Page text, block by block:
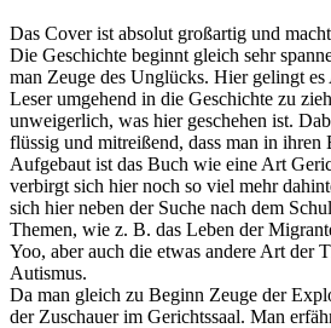
Das Cover ist absolut großartig und
Die Geschichte beginnt gleich sehr
man Zeuge des Unglücks. Hier gelingt
Leser umgehend in die Geschichte zu
unweigerlich, was hier geschehen ist.
flüssig und mitreißend, dass man in ihren
Aufgebaut ist das Buch wie eine Art
verbirgt sich hier noch so viel mehr
sich hier neben der Suche nach dem
Themen, wie z. B. das Leben der
Yoo, aber auch die etwas andere Art der
Autismus.
Da man gleich zu Beginn Zeuge der
der Zuschauer im Gerichtssaal. Man